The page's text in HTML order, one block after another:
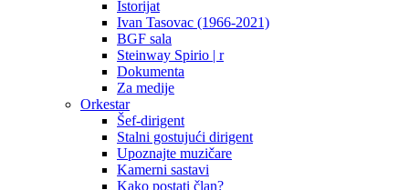
Istorijat
Ivan Tasovac (1966-2021)
BGF sala
Steinway Spirio | r
Dokumenta
Za medije
Orkestar
Šef-dirigent
Stalni gostujući dirigent
Upoznajte muzičare
Kamerni sastavi
Kako postati član?